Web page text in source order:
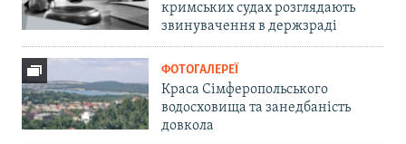
кримських судах розглядають
звинувачення в держзраді
ФОТОГАЛЕРЕЇ
Краса Сімферопольського
водосховища та занедбаність
довкола